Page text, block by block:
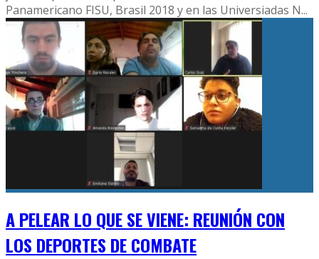
Panamericano FISU, Brasil 2018 y en las Universiadas N...
A PELEAR LO QUE SE VIENE: REUNIÓN CON
LOS DEPORTES DE COMBATE